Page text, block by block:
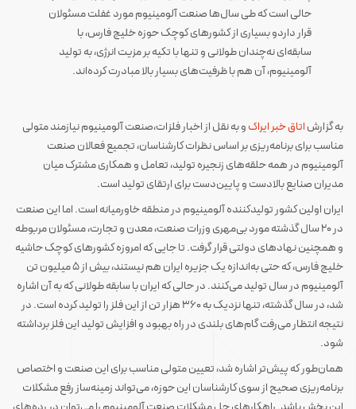
حالی است که طی سال‌ها صنعت آلومینیوم مورد غفلت مسئولان
قرار داردو بسیاری از کشورهای کوچک حوزه خلیج فارس، با
سابقه‌ای نه‌چندان طولانی و تنها با تکیه بر مزیت انرژی، به تولید
آلومینیوم، آن هم با ظرفیت‌های بسیار بالا مبادرت کرده‌اند.
به گزارشاتاق خبر ایراکو به نقل از اخبار فلزات،صنعت آلومینیوم نیازمند متولی
مناسب برای برنامه‌ریزی بر اساس نظرات کارشناسان، تجمیع فعالان صنعت
آلومینیوم در همه حلقه‌های زنجیره تولید، تعامل و همکاری مشترک میان
مدیران صنایع بالادست و پایین‌دست برای ارتقای تولید است.
ایران اولین کشور تولیدکننده آلومینیوم در منطقه خاورمیانه است. اما این صنعت
در ۲۰ سال گذشته مورد بی‌مهری وزرات صنعت، معدن و تجارت، مسئولان مربوطه
و همچنین نهادهای دولتی قرار گرفت. تا جایی که امروزه کشورهای کوچک حاشیه
خلیج فارس، که حتی به‌اندازه یک جزیره ایران هم نیستند، بیش از ۵ میلیون تن
آلومینیوم در سال تولید می‌کنند. در حالی که ایران با سابقه طولانی که به آن اشاره
شد، در سال گذشته، تنها نزدیک به ۳۶۰ هزار تن از این فلز را تولید کرده است. در
نتیجه انتظار می‌رفت گام‌های بلندی در راه بهبود و افزایش تولید این فلز برداشته
شود.
همان‌طور که پیش‌تر اشاره شد، تعیین متولی مناسب برای این صنعت و اختصاص
برنامه‌ریزی صحیح از سوی کارشناسان این حوزه، می‌تواند زمینه‌ساز رفع مشکلات